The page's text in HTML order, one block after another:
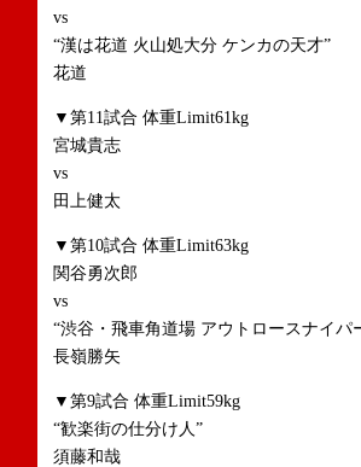
vs
“漢は花道 火山処大分 ケンカの天才”
花道
▼第11試合 体重Limit61kg
宮城貴志
vs
田上健太
▼第10試合 体重Limit63kg
関谷勇次郎
vs
“渋谷・飛車角道場 アウトロースナイパ
長嶺勝矢
▼第9試合 体重Limit59kg
“歓楽街の仕分け人”
須藤和哉